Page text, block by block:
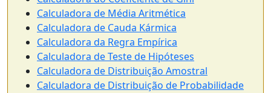
Calculadora de Média Aritmética
Calculadora de Cauda Kármica
Calculadora da Regra Empírica
Calculadora de Teste de Hipóteses
Calculadora de Distribuição Amostral
Calculadora de Distribuição de Probabilidade